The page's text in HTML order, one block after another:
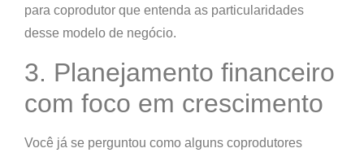
para coprodutor que entenda as particularidades
desse modelo de negócio.
3. Planejamento financeiro
com foco em crescimento
Você já se perguntou como alguns coprodutores